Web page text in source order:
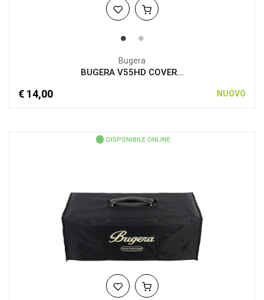
Bugera
BUGERA V55HD COVER...
€ 14,00 NUOVO
DISPONIBILE ONLINE